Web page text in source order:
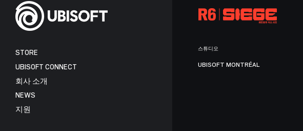
STORE
UBISOFT CONNECT
회사 소개
NEWS
지원
스튜디오
UBISOFT MONTRÉAL